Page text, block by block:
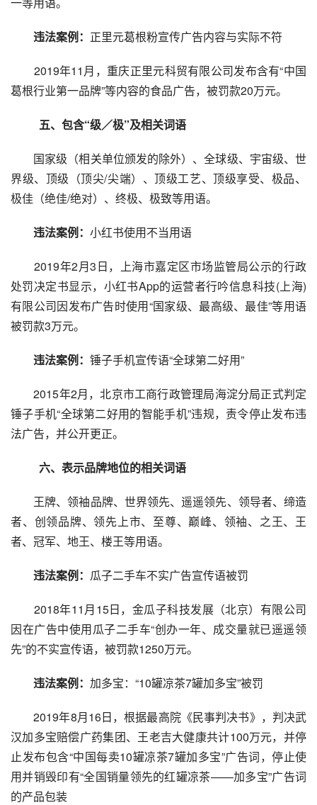
违法案例： 正里元葛根粉宣传广告内容与实际不符
2019年11月，重庆正里元科贸有限公司发布含有“中国
葛根行业第一品牌”等内容的食品广告，被罚款20万元。
五、包含“级／极”及相关词语
国家级（相关单位颁发的除外）、全球级、宇宙级、世
界级、顶级（顶尖/尖端）、顶级工艺、顶级享受、极品、
极佳（绝佳/绝对）、终极、极致等用语。
违法案例： 小红书使用不当用语
2019年2月3日，上海市嘉定区市场监管局公示的行政
处罚决定书显示，小红书App的运营者行吟信息科技(上海)
有限公司因发布广告时使用“国家级、最高级、最佳”等用语
被罚款3万元。
违法案例： 锤子手机宣传语“全球第二好用”
2015年2月，北京市工商行政管理局海淀分局正式判定
锤子手机“全球第二好用的智能手机”违规，责令停止发布违
法广告，并公开更正。
六、表示品牌地位的相关词语
王牌、领袖品牌、世界领先、遥遥领先、领导者、缔造
者、创领品牌、领先上市、至尊、巅峰、领袖、之王、王
者、冠军、地王、楼王等用语。
违法案例： 瓜子二手车不实广告宣传语被罚
2018年11月15日，金瓜子科技发展（北京）有限公司
因在广告中使用瓜子二手车“创办一年、成交量就已遥遥领
先”的不实宣传语，被罚款1250万元。
违法案例： 加多宝：“10罐凉茶7罐加多宝”被罚
2019年8月16日，根据最高院《民事判决书》，判决武
汉加多宝赔偿广药集团、王老吉大健康共计100万元，并停
止发布包含“中国每卖10罐凉茶7罐加多宝”广告词，停止使
用并销毁印有“全国销量领先的红罐凉茶——加多宝”广告词
的产品包装